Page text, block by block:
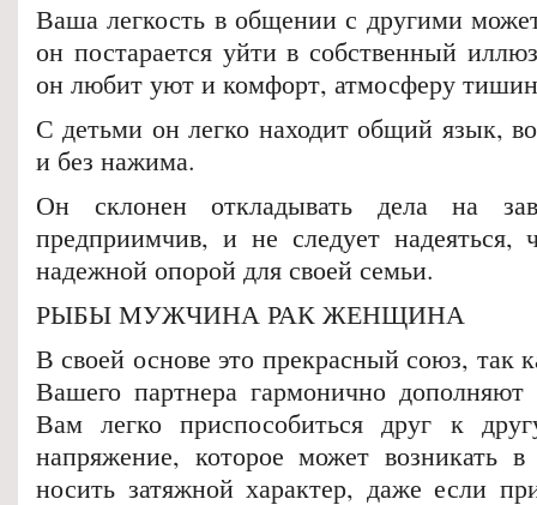
Ваша легкость в общении с другими
он постарается уйти в собственный
он любит уют и комфорт, атмосферу
С детьми он легко находит общий язык,
и без нажима.
Он склонен откладывать дела на
предприимчив, и не следует надеяться,
надежной опорой для своей семьи.
РЫБЫ МУЖЧИНА РАК ЖЕНЩИНА
В своей основе это прекрасный союз, так
Вашего партнера гармонично
Вам легко приспособиться друг к
напряжение, которое может возникать
носить затяжной характер, даже если